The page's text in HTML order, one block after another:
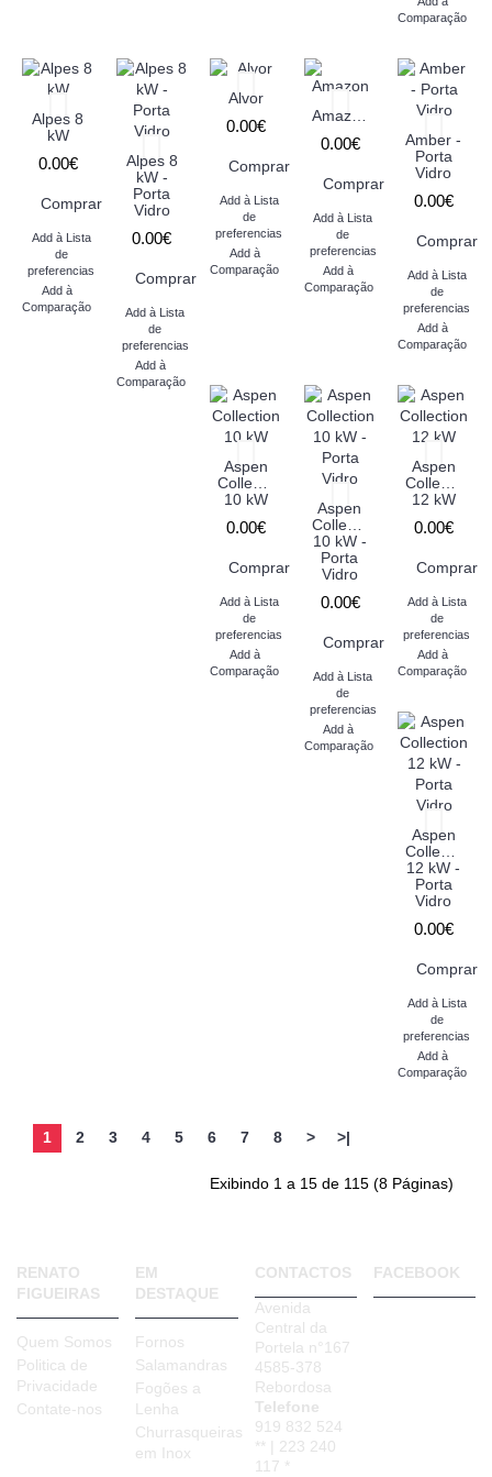
Comparação
Alpes 8
kW
0.00€
Comprar
Add à Lista
de
preferencias
Add à
Comparação
Alpes 8
kW -
Porta
Vidro
0.00€
Comprar
Add à Lista
de
preferencias
Add à
Comparação
Alvor
0.00€
Comprar
Add à Lista
de
preferencias
Add à
Comparação
Amazon
0.00€
Comprar
Add à Lista
de
preferencias
Add à
Comparação
Amber -
Porta
Vidro
0.00€
Comprar
Add à Lista
de
preferencias
Add à
Comparação
Aspen
Collection
10 kW
0.00€
Comprar
Add à Lista
de
preferencias
Add à
Comparação
Aspen
Collection
10 kW -
Porta
Vidro
0.00€
Comprar
Add à Lista
de
preferencias
Add à
Comparação
Aspen
Collection
12 kW
0.00€
Comprar
Add à Lista
de
preferencias
Add à
Comparação
Aspen
Collection
12 kW -
Porta
Vidro
0.00€
Comprar
Add à Lista
de
preferencias
Add à
Comparação
1 2 3 4 5 6 7 8 > >|
Exibindo 1 a 15 de 115 (8 Páginas)
RENATO
FIGUEIRAS
Quem Somos
Politica de
Privacidade
Contate-nos
EM
DESTAQUE
Fornos
Salamandras
Fogões a
Lenha
Churrasqueiras
em Inox
CONTACTOS
Avenida
Central da
Portela n°167
4585-378
Rebordosa
Telefone
919 832 524
** | 223 240
117 *
FACEBOOK